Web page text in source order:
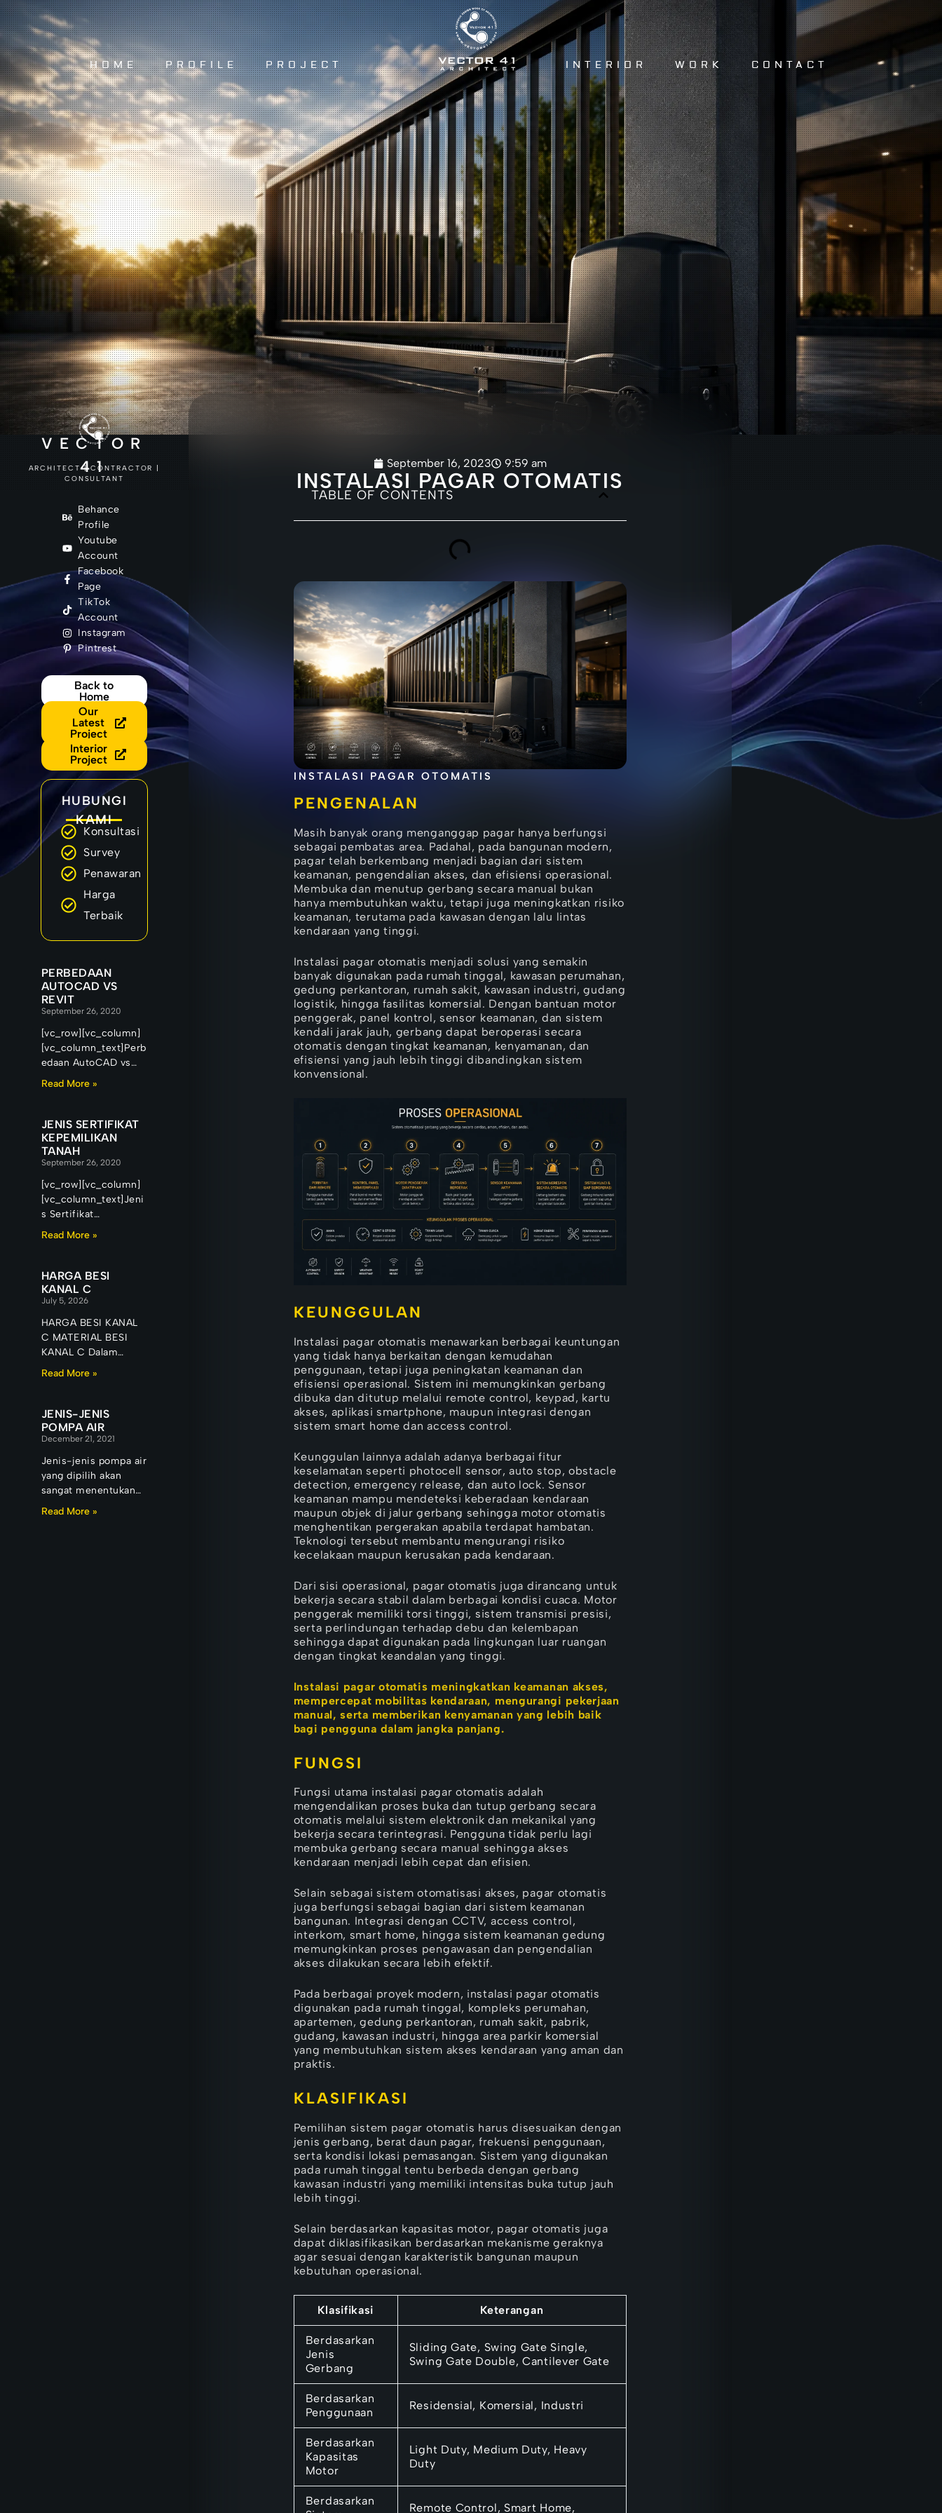
HOME PROFILE PROJECT INTERIOR WORK CONTACT
VECTOR
41
ARCHITECT | CONTRACTOR |
CONSULTANT
Behance
Profile
Youtube
Account
Facebook
Page
TikTok
Account
Instagram
Pintrest
Back to
Home
Our
Latest
Project
Interior
Project
HUBUNGI
KAMI
Konsultasi
Survey
Penawaran
Harga
Terbaik
PERBEDAAN
AUTOCAD VS
REVIT
September 26, 2020
[vc_row][vc_column]
[vc_column_text]Perb
edaan AutoCAD vs
Revit. Di dunia
dan Revit adalah dua
paket software yang
disediakan oleh
Autodesk
Read More »
JENIS SERTIFIKAT
KEPEMILIKAN
TANAH
September 26, 2020
[vc_row][vc_column]
[vc_column_text]Jeni
s Sertifikat
Kepemilikan Tanah –
membeli properti,
kelengkapan
dokumen merupakan
salah satu hal yang
terpenting
Read More »
HARGA BESI
KANAL C
July 5, 2026
HARGA BESI KANAL
C MATERIAL BESI
KANAL C Dalam
dunia konstruksi
tidak hanya
ditentukan oleh
desain
Read More »
JENIS-JENIS
POMPA AIR
December 21, 2021
Jenis-jenis pompa air
yang dipilih akan
sangat menentukan
kualitas air yang
Read More »
INSTALASI PAGAR OTOMATIS
September 16, 2023 9:59 am
TABLE OF CONTENTS
INSTALASI PAGAR OTOMATIS
PENGENALAN
Masih banyak orang menganggap pagar hanya berfungsi
sebagai pembatas area. Padahal, pada bangunan modern,
pagar telah berkembang menjadi bagian dari sistem
keamanan, pengendalian akses, dan efisiensi operasional.
Membuka dan menutup gerbang secara manual bukan
hanya membutuhkan waktu, tetapi juga meningkatkan risiko
keamanan, terutama pada kawasan dengan lalu lintas
kendaraan yang tinggi.
Instalasi pagar otomatis menjadi solusi yang semakin
banyak digunakan pada rumah tinggal, kawasan perumahan,
gedung perkantoran, rumah sakit, kawasan industri, gudang
logistik, hingga fasilitas komersial. Dengan bantuan motor
penggerak, panel kontrol, sensor keamanan, dan sistem
kendali jarak jauh, gerbang dapat beroperasi secara
otomatis dengan tingkat keamanan, kenyamanan, dan
efisiensi yang jauh lebih tinggi dibandingkan sistem
konvensional.
KEUNGGULAN
Instalasi pagar otomatis menawarkan berbagai keuntungan
yang tidak hanya berkaitan dengan kemudahan
penggunaan, tetapi juga peningkatan keamanan dan
efisiensi operasional. Sistem ini memungkinkan gerbang
dibuka dan ditutup melalui remote control, keypad, kartu
akses, aplikasi smartphone, maupun integrasi dengan
sistem smart home dan access control.
Keunggulan lainnya adalah adanya berbagai fitur
keselamatan seperti photocell sensor, auto stop, obstacle
detection, emergency release, dan auto lock. Sensor
keamanan mampu mendeteksi keberadaan kendaraan
maupun objek di jalur gerbang sehingga motor otomatis
menghentikan pergerakan apabila terdapat hambatan.
Teknologi tersebut membantu mengurangi risiko
kecelakaan maupun kerusakan pada kendaraan.
Dari sisi operasional, pagar otomatis juga dirancang untuk
bekerja secara stabil dalam berbagai kondisi cuaca. Motor
penggerak memiliki torsi tinggi, sistem transmisi presisi,
serta perlindungan terhadap debu dan kelembapan
sehingga dapat digunakan pada lingkungan luar ruangan
dengan tingkat keandalan yang tinggi.
Instalasi pagar otomatis meningkatkan keamanan akses,
mempercepat mobilitas kendaraan, mengurangi pekerjaan
manual, serta memberikan kenyamanan yang lebih baik
bagi pengguna dalam jangka panjang.
FUNGSI
Fungsi utama instalasi pagar otomatis adalah
mengendalikan proses buka dan tutup gerbang secara
otomatis melalui sistem elektronik dan mekanikal yang
bekerja secara terintegrasi. Pengguna tidak perlu lagi
membuka gerbang secara manual sehingga akses
kendaraan menjadi lebih cepat dan efisien.
Selain sebagai sistem otomatisasi akses, pagar otomatis
juga berfungsi sebagai bagian dari sistem keamanan
bangunan. Integrasi dengan CCTV, access control,
interkom, smart home, hingga sistem keamanan gedung
memungkinkan proses pengawasan dan pengendalian
akses dilakukan secara lebih efektif.
Pada berbagai proyek modern, instalasi pagar otomatis
digunakan pada rumah tinggal, kompleks perumahan,
apartemen, gedung perkantoran, rumah sakit, pabrik,
gudang, kawasan industri, hingga area parkir komersial
yang membutuhkan sistem akses kendaraan yang aman dan
praktis.
KLASIFIKASI
Pemilihan sistem pagar otomatis harus disesuaikan dengan
jenis gerbang, berat daun pagar, frekuensi penggunaan,
serta kondisi lokasi pemasangan. Sistem yang digunakan
pada rumah tinggal tentu berbeda dengan gerbang
kawasan industri yang memiliki intensitas buka tutup jauh
lebih tinggi.
Selain berdasarkan kapasitas motor, pagar otomatis juga
dapat diklasifikasikan berdasarkan mekanisme geraknya
agar sesuai dengan karakteristik bangunan maupun
kebutuhan operasional.
Klasifikasi Keterangan
Berdasarkan
Jenis
Gerbang
Sliding Gate, Swing Gate Single,
Swing Gate Double, Cantilever Gate
Berdasarkan
Penggunaan
Residensial, Komersial, Industri
Berdasarkan
Kapasitas
Motor
Light Duty, Medium Duty, Heavy
Duty
Berdasarkan
Remote Control, Smart Home,